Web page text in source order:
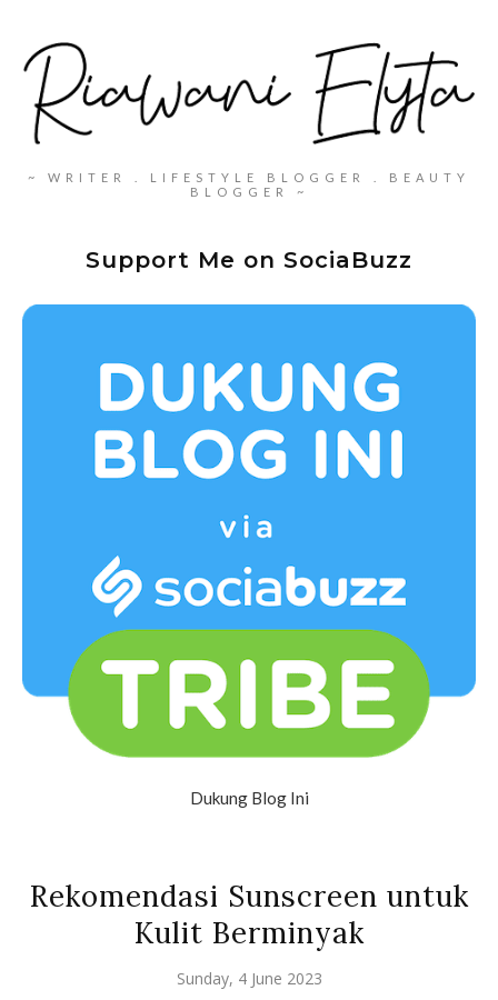
~ WRITER . LIFESTYLE BLOGGER . BEAUTY
BLOGGER ~
Support Me on SociaBuzz
Dukung Blog Ini
Rekomendasi Sunscreen untuk
Kulit Berminyak
Sunday, 4 June 2023